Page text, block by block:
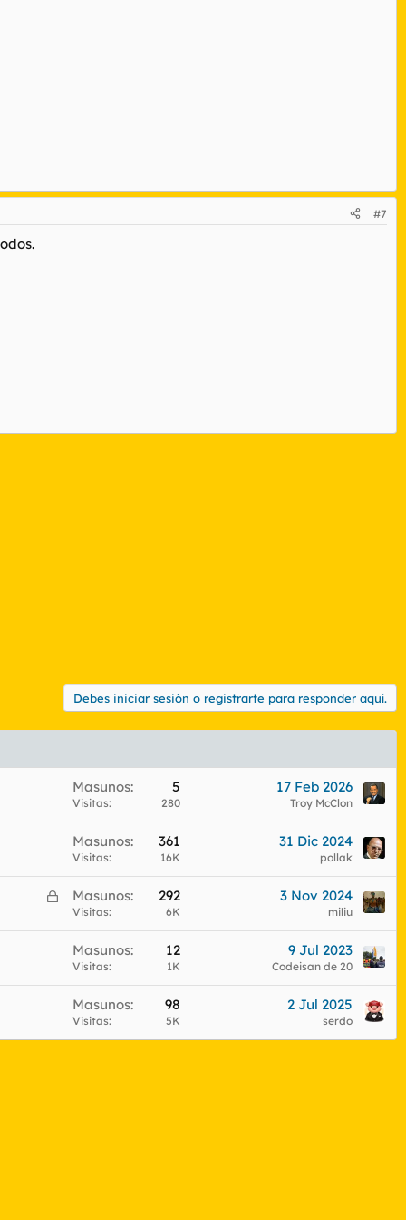
#7
Debes iniciar sesión o registrarte para responder aquí.
Masunos 5
Visitas 280
17 Feb 2026
Troy McClon
Masunos 361
Visitas 16K
31 Dic 2024
pollak
C
r
d
Masunos 292
Visitas 6K
3 Nov 2024
miliu
Masunos 12
Visitas 1K
9 Jul 2023
Codeisan de 20
Masunos 98
Visitas 5K
2 Jul 2025
serdo